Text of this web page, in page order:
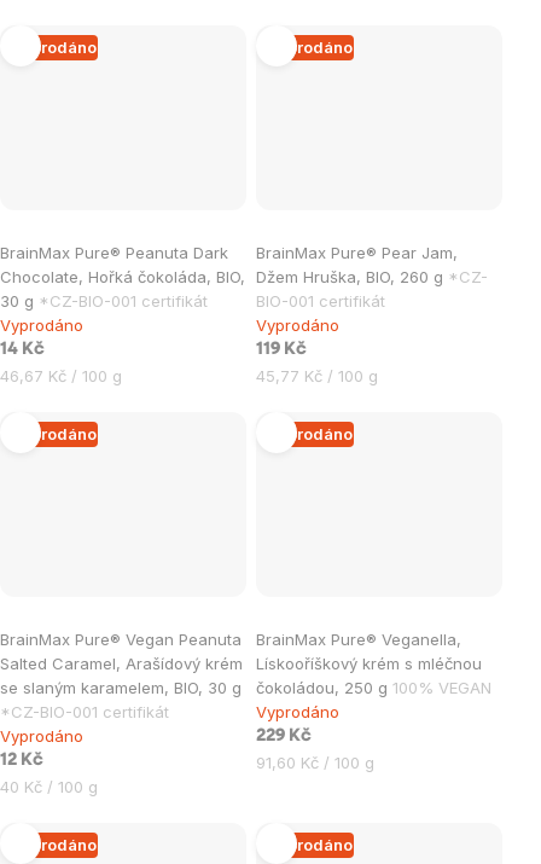
Vyprodáno
BrainMax Pure® Peanuta Dark
Chocolate, Hořká čokoláda, BIO,
30 g *CZ-BIO-001 certifikát
Vyprodáno
14 Kč
Měrná
46,67 Kč / 100 g
Vyprodáno
BrainMax Pure® Pear Jam,
Džem Hruška, BIO, 260 g *CZ-
BIO-001 certifikát
Vyprodáno
119 Kč
Měrná
45,77 Kč / 100 g
Vyprodáno
BrainMax Pure® Vegan Peanuta
Salted Caramel, Arašídový krém
se slaným karamelem, BIO, 30 g
*CZ-BIO-001 certifikát
Vyprodáno
12 Kč
Měrná
40 Kč / 100 g
Vyprodáno
BrainMax Pure® Veganella,
Lískooříškový krém s mléčnou
čokoládou, 250 g 100% VEGAN
Vyprodáno
229 Kč
Měrná
91,60 Kč / 100 g
Vyprodáno Vyprodáno